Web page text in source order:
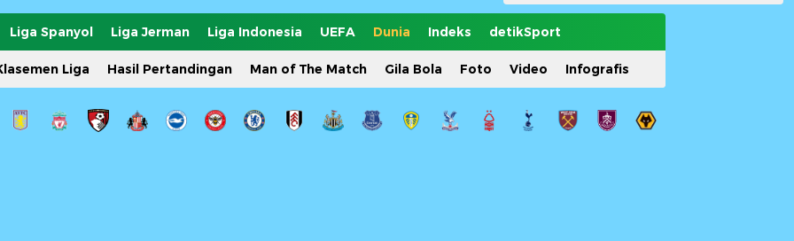
Liga Spanyol Liga Jerman Liga Indonesia UEFA Dunia Indeks detikSport
Liga Hasil Pertandingan Man of The Match Gila Bola Foto Video Infografis